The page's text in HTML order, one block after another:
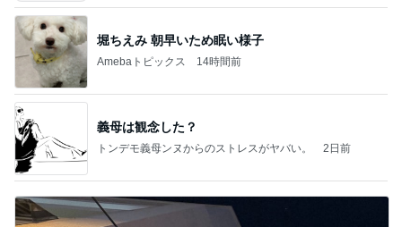
堀ちえみ 朝早いため眠い様子
Amebaトピックス 14時間前
義母は観念した？
トンデモ義母ンヌからのストレスがヤバい。 2日前